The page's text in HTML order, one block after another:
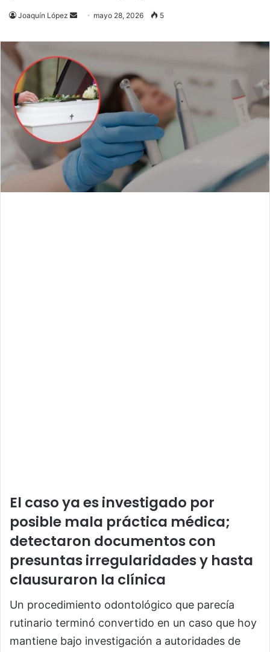
Joaquín López
Send
email
mayo 28, 2026 5
El caso ya es investigado por
posible mala práctica médica;
detectaron documentos con
presuntas irregularidades y hasta
clausuraron la clínica
Un procedimiento odontológico que parecía
rutinario terminó convertido en un caso que hoy
mantiene bajo investigación a autoridades de